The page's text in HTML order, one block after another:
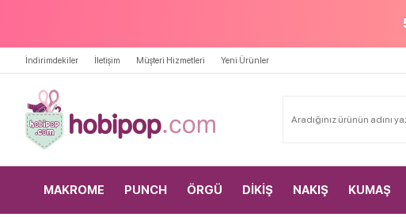
İndirimdekiler İletişim Müşteri Hizmetleri Yeni Ürünler
MAKROME PUNCH ÖRGÜ DİKİŞ NAKIŞ KUMAŞ